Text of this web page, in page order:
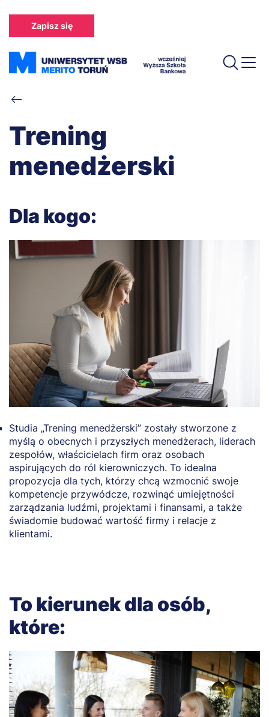
treści
Zapisz się
Ścieżka
nawigacyjna
Trening
menedżerski
Dla kogo:
Studia „Trening menedżerski” zostały stworzone z
myślą o obecnych i przyszłych menedżerach, liderach
zespołów, właścicielach firm oraz osobach
aspirujących do ról kierowniczych. To idealna
propozycja dla tych, którzy chcą wzmocnić swoje
kompetencje przywódcze, rozwinąć umiejętności
zarządzania ludźmi, projektami i finansami, a także
świadomie budować wartość firmy i relacje z
klientami.
To kierunek dla osób,
które: